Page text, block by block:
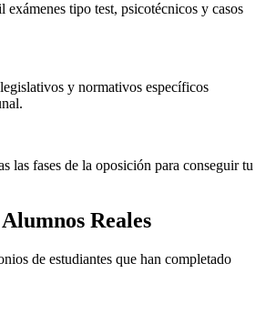
exámenes tipo test, psicotécnicos y casos
y normativos específicos
las fases de la oposición para conseguir tu
Alumnos Reales
de estudiantes que han completado